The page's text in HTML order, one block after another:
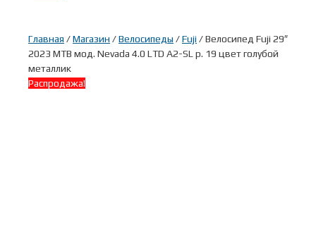
Главная /Магазин /Велосипеды /Fuji / Велосипед Fuji 29″
2023 MTB мод. Nevada 4.0 LTD A2-SL р. 19 цвет голубой
металлик
Распродажа!